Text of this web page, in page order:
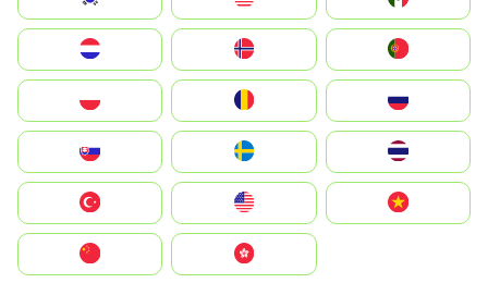
United States
中國香港特別行政區